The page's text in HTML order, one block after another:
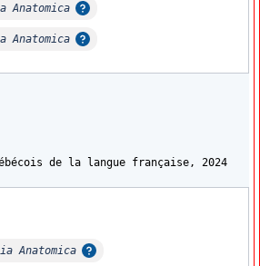
Anatomica
Anatomica
de la langue française, 2024
Anatomica